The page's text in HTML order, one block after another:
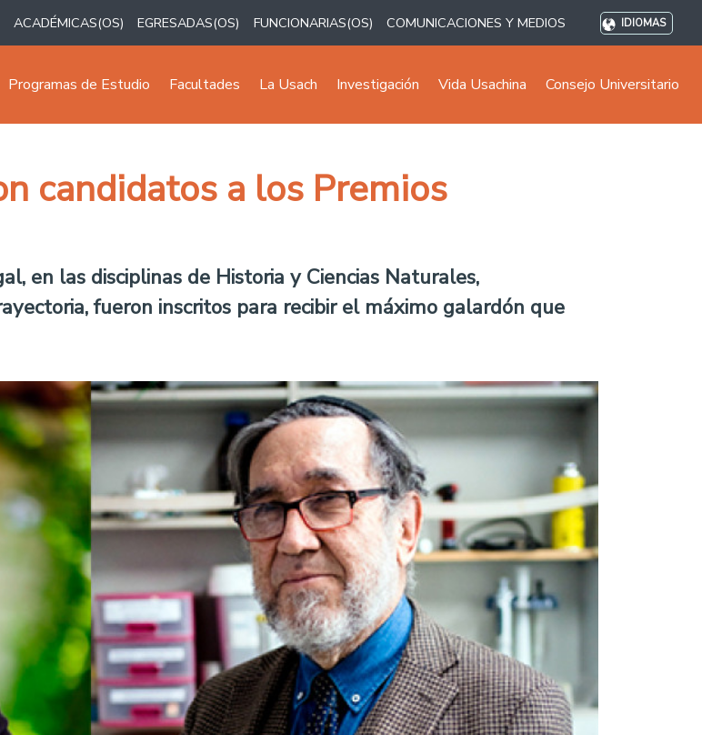
ACADÉMICAS(OS) EGRESADAS(OS) FUNCIONARIAS(OS) COMUNICACIONES Y MEDIOS IDIOMAS
Programas de Estudio Facultades La Usach Investigación Vida Usachina Consejo Universitario
candidatos a los Premios
en las disciplinas de Historia y Ciencias Naturales,
fueron inscritos para recibir el máximo galardón que